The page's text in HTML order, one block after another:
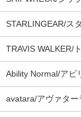
STARLINGEAR/ス
TRAVIS WALKER/
Ability Normal/アビ
avatara/アヴァター